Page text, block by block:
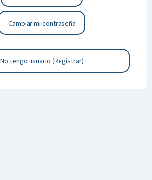
Cambiar mi contraseña
No tengo usuario (Registrar)